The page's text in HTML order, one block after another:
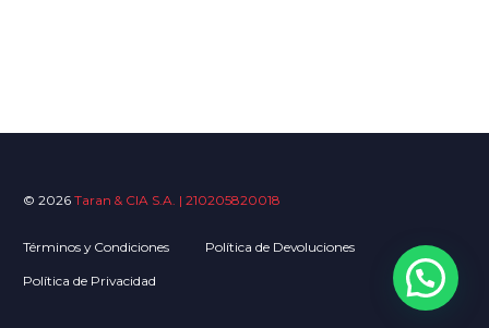
© 2026 Taran & CIA S.A. | 210205820018
Términos y Condiciones Política de Devoluciones
Política de Privacidad